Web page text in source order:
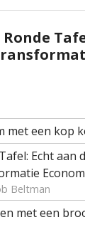
met een kop
Echt aan
Beltman
met een